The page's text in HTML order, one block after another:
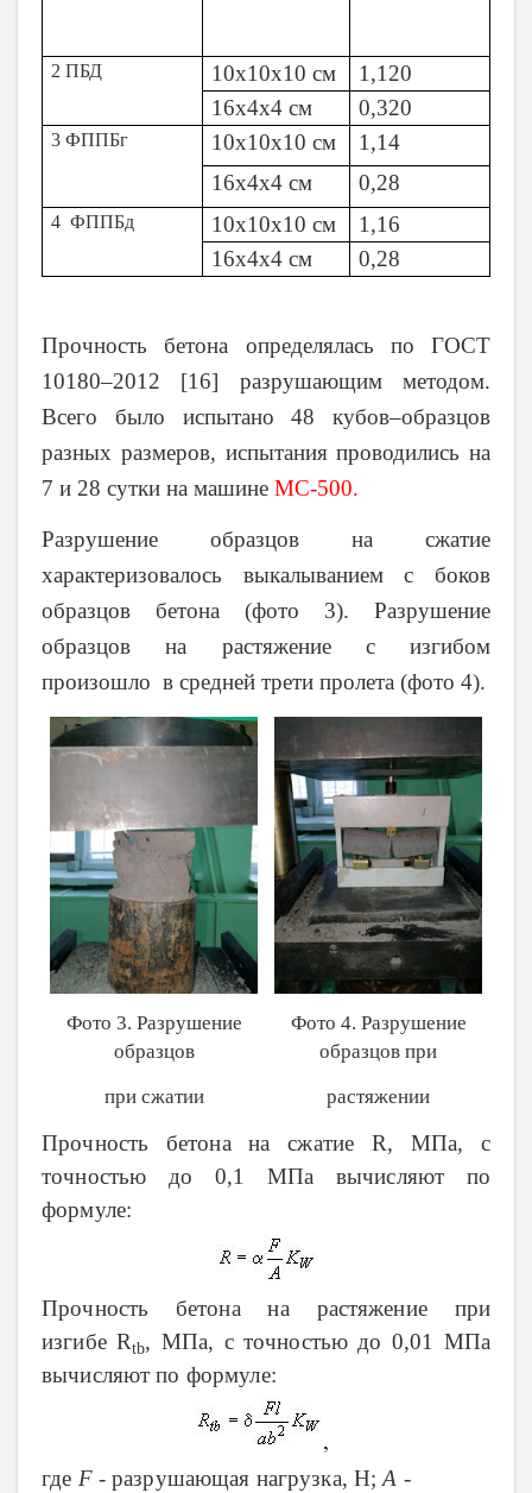
2 ПБД 10х10х10 см
1,120
16х4х4 см
0,320
3 ФППБг 10х10х10 см
1,14
16х4х4 см
0,28
4 ФППБд 10х10х10 см
1,16
16х4х4 см
0,28
Прочность бетона определялась по ГОСТ
10180–2012 [16] разрушающим методом.
Всего было испытано 48 кубов–образцов
разных размеров, испытания проводились на
7 и 28 сутки на машине МС-500.
Разрушение образцов на сжатие
характеризовалось выкалыванием с боков
образцов бетона (фото 3). Разрушение
образцов на растяжение с изгибом
произошло в средней трети пролета (фото 4).
Фото 3. Разрушение
образцов
при сжатии
Фото 4. Разрушение
образцов при
растяжении
Прочность бетона на сжатие R, МПа, с
точностью до 0,1 МПа вычисляют по
формуле:
Прочность бетона на растяжение при
изгибеRtb, МПа, с точностью до 0,01 МПа
вычисляют по формуле:
где F- разрушающая нагрузка, Н;A -